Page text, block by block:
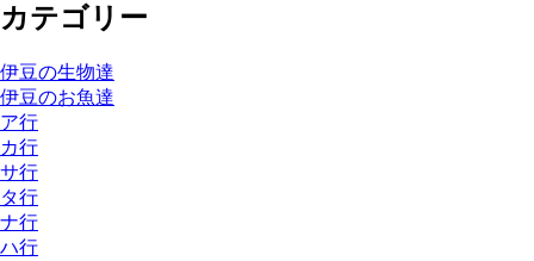
カテゴリー
伊豆の生物達
伊豆のお魚達
ア行
カ行
サ行
タ行
ナ行
ハ行